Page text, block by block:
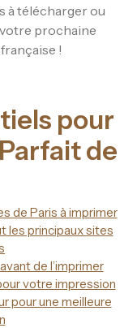
à télécharger ou
prochaine
!
pour
de
de Paris à imprimer
les principaux sites
de l’imprimer
votre impression
pour une meilleure